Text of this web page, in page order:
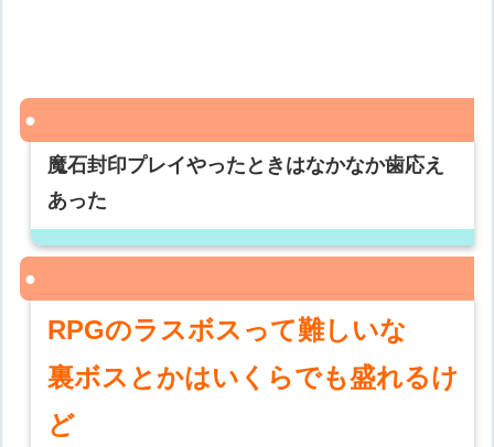
魔石封印プレイやったときはなかなか歯応え
あった
RPGのラスボスって難しいな
裏ボスとかはいくらでも盛れるけ
ど